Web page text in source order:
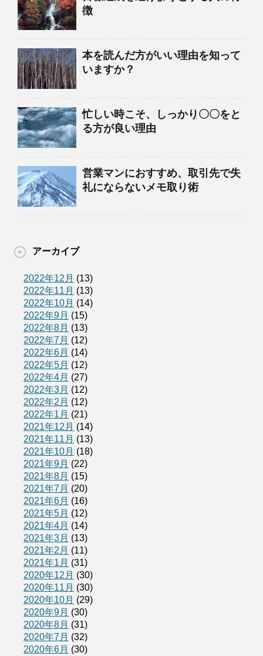
徴
本を読んだ方がいい理由を知って
いますか？
忙しい時こそ、しっかり〇〇をと
る方が良い理由
営業マンにおすすめ、取引先で失
礼にならないメモ取り術
アーカイブ
2022年12月 (13)
2022年11月 (13)
2022年10月 (14)
2022年9月 (15)
2022年8月 (13)
2022年7月 (12)
2022年6月 (14)
2022年5月 (12)
2022年4月 (27)
2022年3月 (12)
2022年2月 (12)
2022年1月 (21)
2021年12月 (14)
2021年11月 (13)
2021年10月 (18)
2021年9月 (22)
2021年8月 (15)
2021年7月 (20)
2021年6月 (16)
2021年5月 (12)
2021年4月 (14)
2021年3月 (13)
2021年2月 (11)
2021年1月 (31)
2020年12月 (30)
2020年11月 (30)
2020年10月 (29)
2020年9月 (30)
2020年8月 (31)
2020年7月 (32)
2020年6月 (30)